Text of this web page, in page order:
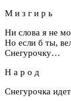
М и з г и р ь
Ни слова я не
Но если б ты,
Снегурочку…
Н а р о д
Снегурочка